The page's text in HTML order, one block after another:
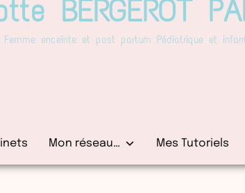
BERGEROT
Femme enceinte et post partum Pédiatrique et
Mon réseau… Mes Tutoriels